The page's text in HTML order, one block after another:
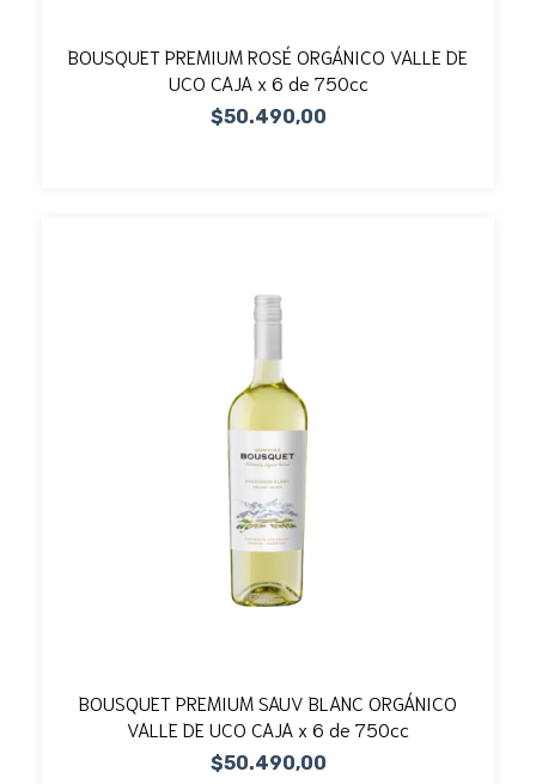
BOUSQUET PREMIUM ROSÉ ORGÁNICO VALLE DE
UCO CAJA x 6 de 750cc
$50.490,00
BOUSQUET PREMIUM SAUV BLANC ORGÁNICO
VALLE DE UCO CAJA x 6 de 750cc
$50.490,00